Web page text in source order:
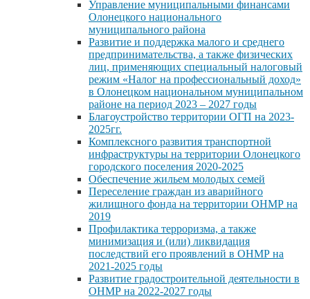
Управление муниципальными финансами
Олонецкого национального
муниципального района
Развитие и поддержка малого и среднего
предпринимательства, а также физических
лиц, применяющих специальный налоговый
режим «Налог на профессиональный доход»
в Олонецком национальном муниципальном
районе на период 2023 – 2027 годы
Благоустройство территории ОГП на 2023-
2025гг.
Комплексного развития транспортной
инфраструктуры на территории Олонецкого
городского поселения 2020-2025
Обеспечение жильем молодых семей
Переселение граждан из аварийного
жилищного фонда на территории ОНМР на
2019
Профилактика терроризма, а также
минимизация и (или) ликвидация
последствий его проявлений в ОНМР на
2021-2025 годы
Развитие градостроительной деятельности в
ОНМР на 2022-2027 годы